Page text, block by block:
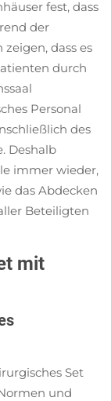
fest, dass
der
dass es
durch
Personal
des
Deshalb
immer wieder,
das Abdecken
Beteiligten
mit
Set
und